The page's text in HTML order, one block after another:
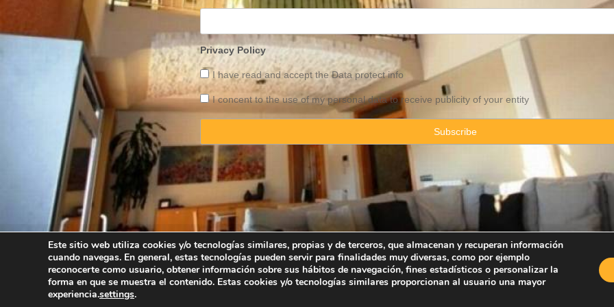
Privacy Policy
I have read and accept theData protect info
I concent to the use of my personal data to receive publicity of your entity
Copyright © 2025 Property Consulting Spain By JadeVillas S.L. ·Legal advice Privacy
Este sitio web utiliza cookies y/o tecnologías similares, propias y de terceros, que almacenan y recuperan información
cuando navegas. En general, estas tecnologías pueden servir para finalidades muy diversas, como por ejemplo
reconocerte como usuario, obtener información sobre sus hábitos de navegación, fines estadísticos o personalizar la
forma en que se muestra el contenido. Estas cookies y/o tecnologías similares proporcionan al usuario una mayor
experiencia.settings.